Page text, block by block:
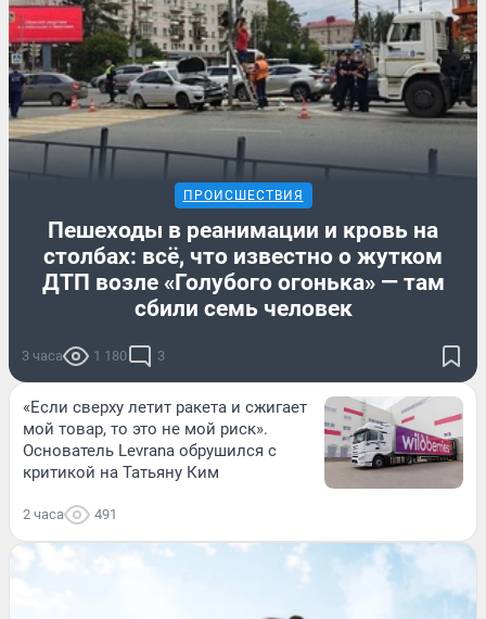
ПРОИСШЕСТВИЯ
Пешеходы в реанимации и кровь на
столбах: всё, что известно о жутком
ДТП возле «Голубого огонька» — там
сбили семь человек
3 часа 1 180 3
«Если сверху летит ракета и сжигает
мой товар, то это не мой риск».
Основатель Levrana обрушился с
критикой на Татьяну Ким
2 часа 491